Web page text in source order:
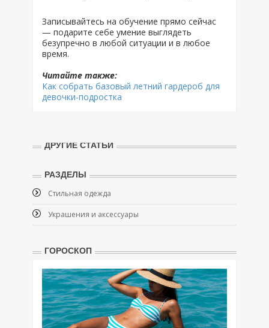
Записывайтесь на обучение прямо сейчас
— подарите себе умение выглядеть
безупречно в любой ситуации и в любое
время.
Читайте также:
Как собрать базовый летний гардероб для
девочки-подростка
ДРУГИЕ СТАТЬИ
РАЗДЕЛЫ
Стильная одежда
Украшения и аксессуары
ГОРОСКОП